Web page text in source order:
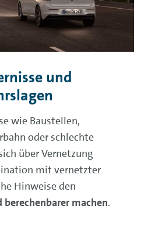
und
wie Baustellen,
oder schlechte
über Vernetzung
mit vernetzter
Hinweise den
machen.